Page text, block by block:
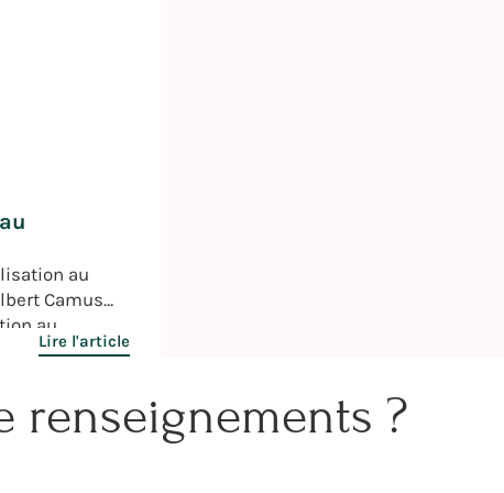
au
Camus
au
cet
cœurs ont été
Lire l'article
renseignements ?